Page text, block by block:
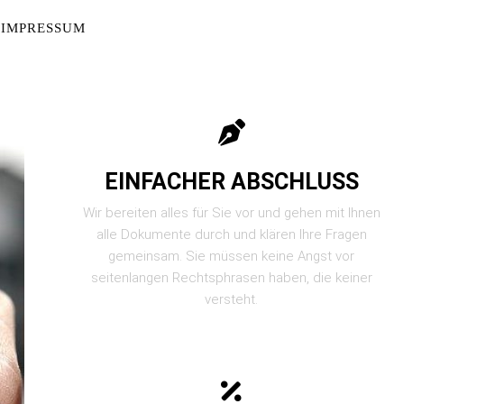
IMPRESSUM
EINFACHER ABSCHLUSS
Wir bereiten alles für Sie vor und gehen mit Ihnen
alle Dokumente durch und klären Ihre Fragen
gemeinsam. Sie müssen keine Angst vor
seitenlangen Rechtsphrasen haben, die keiner
versteht.